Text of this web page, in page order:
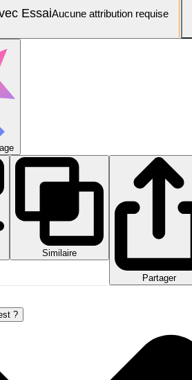
EssaiAucune attribution requise
Similaire
Partager
?